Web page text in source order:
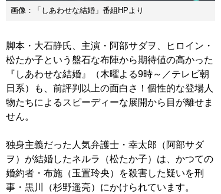
画像：「しあわせな結婚」番組HPより
脚本・大石静氏、主演・阿部サダヲ、ヒロイン・
松たか子という盤石な布陣から期待値の高かった
『しあわせな結婚』（木曜よる9時～／テレビ朝
日系）も、前評判以上の面白さ！個性的な登場人
物たちによるスピーディーな展開から目が離せま
せん。
独身主義だった人気弁護士・幸太郎（阿部サダ
ヲ）が結婚したネルラ（松たか子）は、かつての
婚約者・布施（玉置玲央）を殺害した疑いを刑
事・黒川（杉野遥亮）にかけられています。